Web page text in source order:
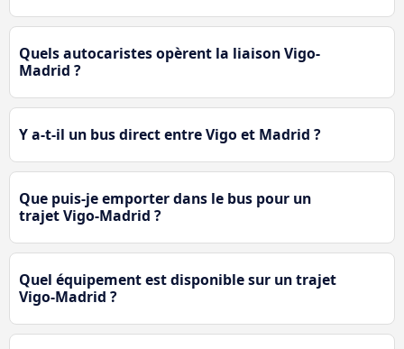
Quels autocaristes opèrent la liaison Vigo-
Madrid ?
Y a-t-il un bus direct entre Vigo et Madrid ?
Que puis-je emporter dans le bus pour un
trajet Vigo-Madrid ?
Quel équipement est disponible sur un trajet
Vigo-Madrid ?